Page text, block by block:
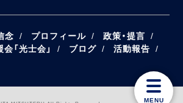
MENU
念 プロフィール
政策・提言
会「光士会」 ブログ
活動報告